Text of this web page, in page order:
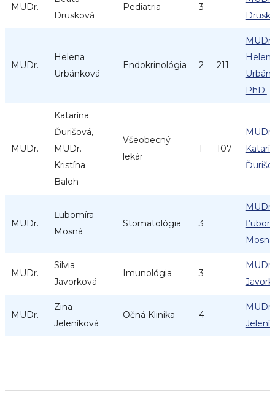
MUDr.
Drusková
Pediatria 3
MUDr.
Helena
Urbánková
Endokrinológia 2 211
MUDr.
PhD.
MUDr.
Katarína
Ďurišová,
MUDr.
Kristína
Baloh
Všeobecný
lekár
1 107
MUDr.
MUDr.
Ľubomíra
Mosná
Stomatológia 3
MUDr.
Mosná
MUDr.
Silvia
Javorková
Imunológia 3
MUDr.
MUDr.
Zina
Jeleníková
Očná Klinika 4